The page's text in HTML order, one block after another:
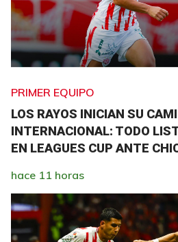
PRIMER EQUIPO
LOS RAYOS INICIAN SU
INTERNACIONAL: TODO
EN LEAGUES CUP ANTE
hace 11 horas